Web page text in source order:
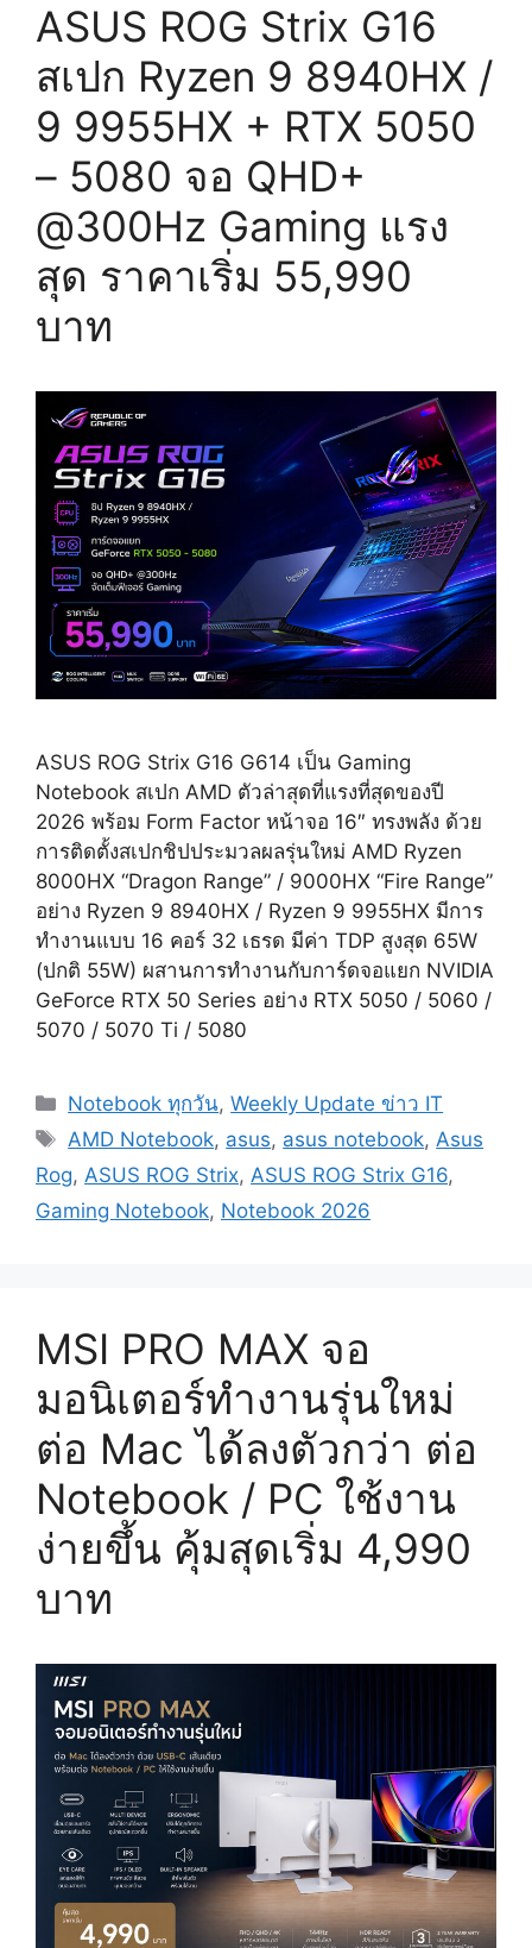
ASUS ROG Strix G16
สเปก Ryzen 9 8940HX /
9 9955HX + RTX 5050
– 5080 จอ QHD+
@300Hz Gaming แรง
สุด ราคาเริ่ม 55,990
บาท
ASUS ROG Strix G16 G614 เป็น Gaming
Notebook สเปก AMD ตัวล่าสุดที่แรงที่สุดของปี
2026 พร้อม Form Factor หน้าจอ 16″ ทรงพลัง ด้วย
การติดตั้งสเปกชิปประมวลผลรุ่นใหม่ AMD Ryzen
8000HX “Dragon Range” / 9000HX “Fire Range”
อย่าง Ryzen 9 8940HX / Ryzen 9 9955HX มีการ
ทำงานแบบ 16 คอร์ 32 เธรด มีค่า TDP สูงสุด 65W
(ปกติ 55W) ผสานการทำงานกับการ์ดจอแยก NVIDIA
GeForce RTX 50 Series อย่าง RTX 5050 / 5060 /
5070 / 5070 Ti / 5080
Categories
Notebook ทุกวัน,Weekly Update ข่าว IT
Tags
AMD Notebook, asus, asus notebook, Asus
Rog, ASUS ROG Strix, ASUS ROG Strix G16,
Gaming Notebook, Notebook 2026
MSI PRO MAX จอ
มอนิเตอร์ทำงานรุ่นใหม่
ต่อ Mac ได้ลงตัวกว่า ต่อ
Notebook / PC ใช้งาน
ง่ายขึ้น คุ้มสุดเริ่ม 4,990
บาท